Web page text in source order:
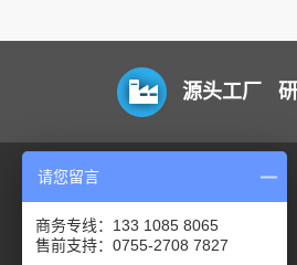
源头工厂
电脑端
请您留言
商务专线：133 1085 8065
售前支持：0755-2708 7827